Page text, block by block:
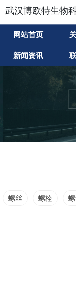
武汉博欧特生物
网站首页
新闻资讯
螺丝 螺栓